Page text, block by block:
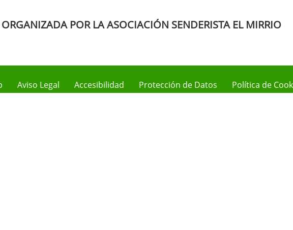
POR LA ASOCIACIÓN SENDERISTA EL MIRRIO
Aviso Legal Accesibilidad Protección de Datos Política de